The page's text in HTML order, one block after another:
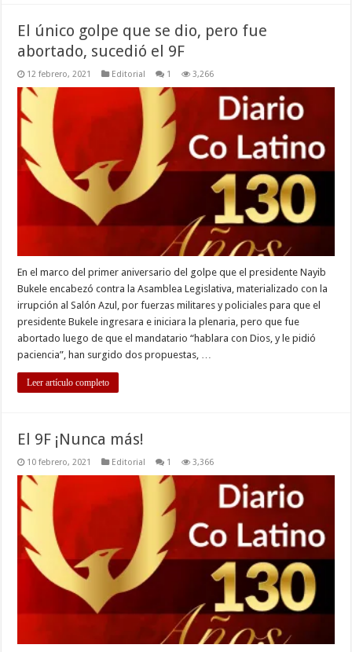
El único golpe que se dio, pero fue
abortado, sucedió el 9F
12 febrero, 2021 Editorial 1 3,266
En el marco del primer aniversario del golpe que el presidente Nayib
Bukele encabezó contra la Asamblea Legislativa, materializado con la
irrupción al Salón Azul, por fuerzas militares y policiales para que el
presidente Bukele ingresara e iniciara la plenaria, pero que fue
abortado luego de que el mandatario “hablara con Dios, y le pidió
paciencia”, han surgido dos propuestas, …
Leer artículo completo
El 9F ¡Nunca más!
10 febrero, 2021 Editorial 1 3,366